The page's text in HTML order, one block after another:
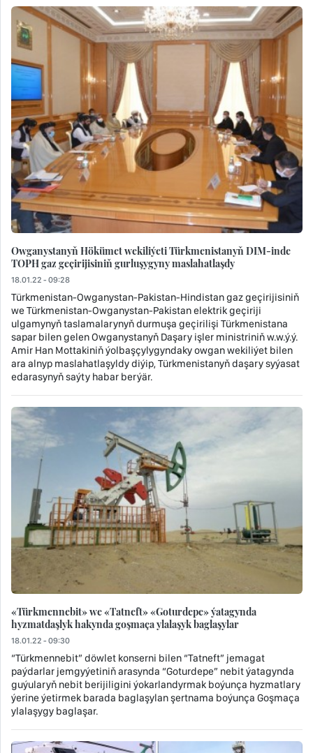
Owganystanyň Hökümet wekiliýeti Türkmenistanyň DIM-inde
TOPH gaz geçirijisiniň gurluşygyny maslahatlaşdy
18.01.22 - 09:28
Türkmenistan-Owganystan-Pakistan-Hindistan gaz geçirijisiniň
we Türkmenistan-Owganystan-Pakistan elektrik geçiriji
ulgamynyň taslamalarynyň durmuşa geçirilişi Türkmenistana
sapar bilen gelen Owganystanyň Daşary işler ministriniň w.w.ý.ý.
Amir Han Mottakiniň ýolbaşçylygyndaky owgan wekiliýet bilen
ara alnyp maslahatlaşyldy diýip, Türkmenistanyň daşary syýasat
edarasynyň saýty habar berýär.
«Türkmennebit» we «Tatneft» «Goturdepe» ýatagynda
hyzmatdaşlyk hakynda goşmaça ylalaşyk baglaşylar
18.01.22 - 09:30
“Türkmennebit” döwlet konserni bilen “Tatneft” jemagat
paýdarlar jemgyýetiniň arasynda “Goturdepe” nebit ýatagynda
guýularyň nebit berijiligini ýokarlandyrmak boýunça hyzmatlary
ýerine ýetirmek barada baglaşylan şertnama boýunça Goşmaça
ylalaşygy baglaşar.